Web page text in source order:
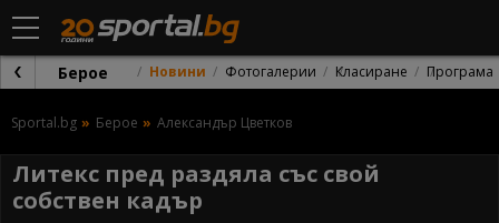
Берое Новини Фотогалерии Класиране Програма
Sportal.bg Берое Александър Цветков
Литекс пред раздяла със свой
собствен кадър